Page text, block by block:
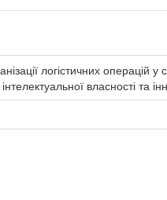
логістичних операцій
власності та